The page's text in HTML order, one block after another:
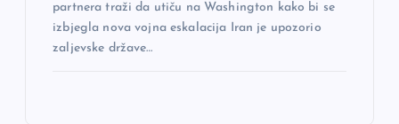
partnera traži da utiču na Washington kako bi se
izbjegla nova vojna eskalacija Iran je upozorio
zaljevske države…